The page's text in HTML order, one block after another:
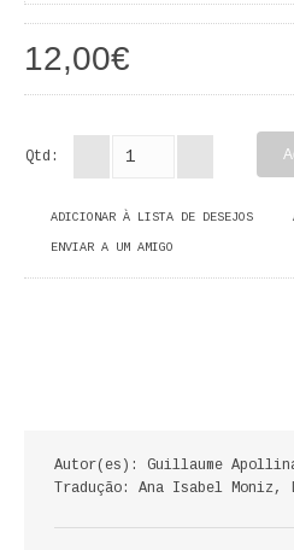
COLEÇÃO RAÍZES
ARQUITECTURA
CADERNOS HUMANITAS
DIREITO
ENSINO
12,00€
Qtd:
ADICIONAR À LISTA DE DESEJOS
ENVIAR A UM AMIGO
Autor(es): Guillaume
Tradução: Ana Isabel Moniz,